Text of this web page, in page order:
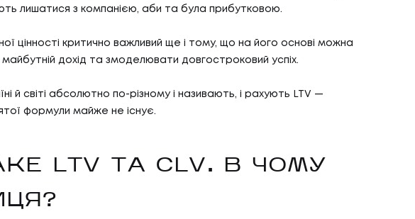
лишатися з компанією, аби та була прибутковою.
цінності критично важливий ще і тому, що на його основі можна
дохід та змоделювати довгостроковий успіх.
й світі абсолютно по-різному і називають, і рахують LTV —
формули майже не існує.
LTV ТА CLV. В ЧОМУ